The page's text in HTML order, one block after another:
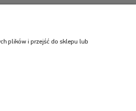
plików i przejść do sklepu lub